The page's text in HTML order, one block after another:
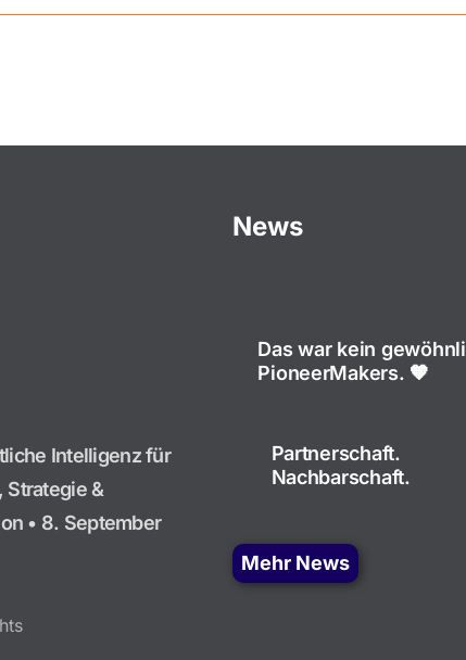
Intelligenz für
Strategie &
• 8. September
News
Das war kein
PioneerMakers. 🧡
Partnerschaft.
Nachbarschaft.
Mehr News